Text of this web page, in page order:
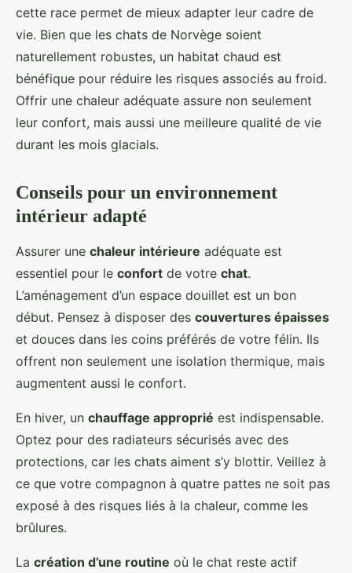
cette race permet de mieux adapter leur cadre de
vie. Bien que les chats de Norvège soient
naturellement robustes, un habitat chaud est
bénéfique pour réduire les risques associés au froid.
Offrir une chaleur adéquate assure non seulement
leur confort, mais aussi une meilleure qualité de vie
durant les mois glacials.
Conseils pour un environnement
intérieur adapté
Assurer une chaleur intérieure adéquate est
essentiel pour le confort de votre chat.
L’aménagement d’un espace douillet est un bon
début. Pensez à disposer des couvertures épaisses
et douces dans les coins préférés de votre félin. Ils
offrent non seulement une isolation thermique, mais
augmentent aussi le confort.
En hiver, un chauffage approprié est indispensable.
Optez pour des radiateurs sécurisés avec des
protections, car les chats aiment s’y blottir. Veillez à
ce que votre compagnon à quatre pattes ne soit pas
exposé à des risques liés à la chaleur, comme les
brûlures.
La création d’une routine où le chat reste actif